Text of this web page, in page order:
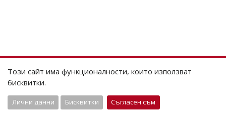
Този сайт има функционалности, които използват
бисквитки.
Лични данни Бисквитки Съгласен съм